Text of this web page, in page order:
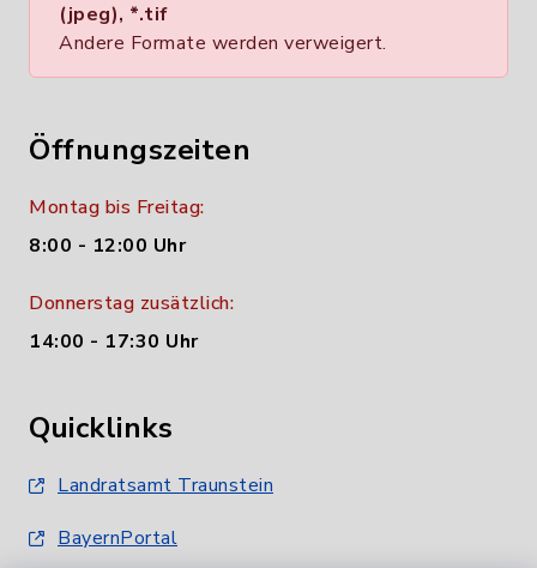
(jpeg), *.tif
Andere Formate werden verweigert.
Öffnungszeiten
Montag bis Freitag:
8:00 - 12:00 Uhr
Donnerstag zusätzlich:
14:00 - 17:30 Uhr
Quicklinks
Landratsamt Traunstein
BayernPortal